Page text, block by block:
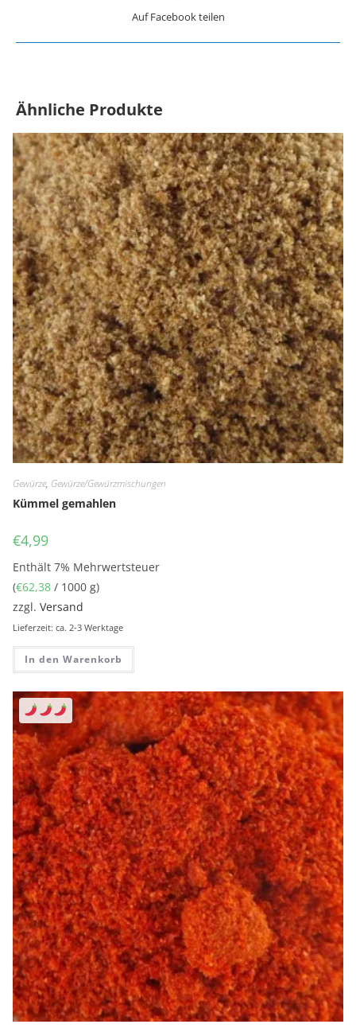
Auf Facebook teilen
Ähnliche Produkte
Gewürze, Gewürze/Gewürzmischungen
Kümmel gemahlen
€4,99
Enthält 7% Mehrwertsteuer
(€62,38 / 1000 g)
zzgl.Versand
Lieferzeit: ca. 2-3 Werktage
In den Warenkorb